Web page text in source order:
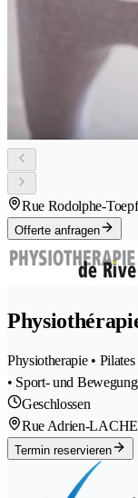
Rue Rodolphe-
Offerte anfragen
Physiotherapie •
• Sport- und
Geschlossen
Rue Adrien-
Termin reservieren